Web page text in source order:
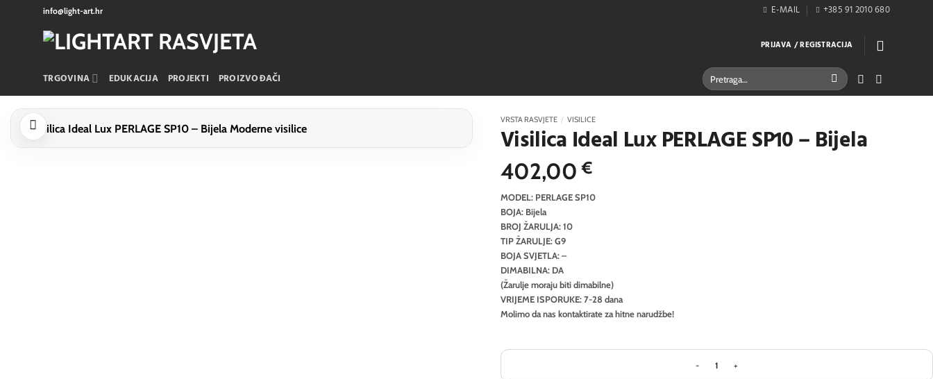
info@light-art.hr E-MAIL +385 91 2010 680
PRIJAVA / REGISTRACIJA
TRGOVINA EDUKACIJA PROJEKTI PROIZVOĐAČI Pretraži:
VRSTA RASVJETE / VISILICE
Visilica Ideal Lux PERLAGE SP10 – Bijela
402,00€
MODEL: PERLAGE SP10
BOJA: Bijela
BROJ ŽARULJA: 10
TIP ŽARULJE: G9
BOJA SVJETLA: –
DIMABILNA: DA
(Žarulje moraju biti dimabilne)
VRIJEME ISPORUKE: 7-28 dana
Molimo da nas kontaktirate za hitne narudžbe!
Visilica Ideal Lux PERLAGE SP10 - Bijela količina